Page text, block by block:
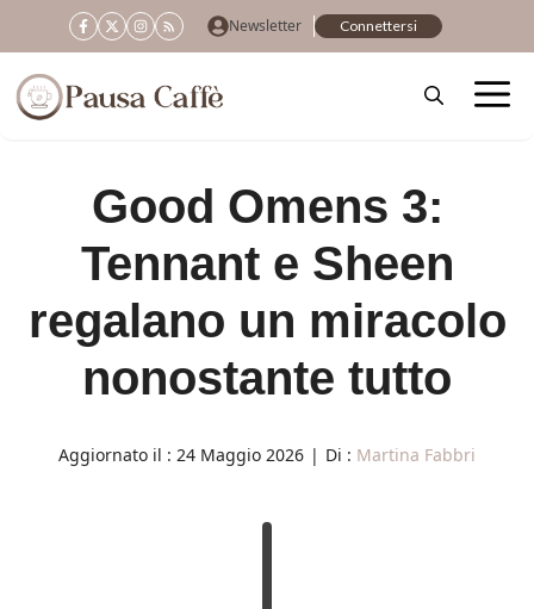
al
contenuto
Newsletter Connettersi
Good Omens 3:
Tennant e Sheen
regalano un miracolo
nonostante tutto
Aggiornato il : 24 Maggio 2026 | Di : Martina Fabbri